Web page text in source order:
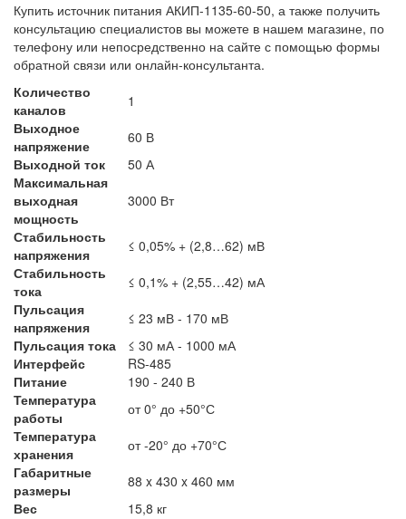
Купить источник питания АКИП-1135-60-50, а также получить
консультацию специалистов вы можете в нашем магазине, по
телефону или непосредственно на сайте с помощью формы
обратной связи или онлайн-консультанта.
Количество
каналов
1
Выходное
напряжение
60 В
Выходной ток
50 А
Максимальная
выходная
мощность
3000 Вт
Стабильность
напряжения
≤ 0,05% + (2,8…62) мВ
Стабильность
тока
≤ 0,1% + (2,55…42) мА
Пульсация
напряжения
≤ 23 мВ - 170 мВ
Пульсация тока
≤ 30 мА - 1000 мА
Интерфейс
RS-485
Питание
190 - 240 В
Температура
работы
от 0° до +50°С
Температура
хранения
от -20° до +70°С
Габаритные
размеры
88 x 430 x 460 мм
Вес
15,8 кг